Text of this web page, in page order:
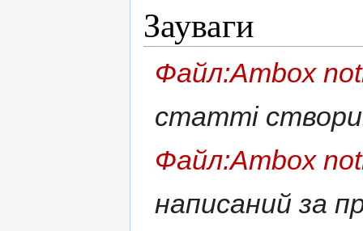
Зауваги
Файл:Ambox
статті
Файл:Ambox
написаний за